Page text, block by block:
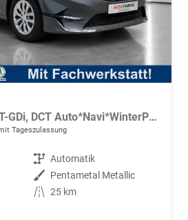
Silver Android 1.5 T-GDi, DCT Auto*Navi*WinterPak*Kamera*Klima*PDC hinten
Tageszulassung
Getriebe Automatik
Außenfarbe Pentametal Metallic
Kilometerstand 25 km